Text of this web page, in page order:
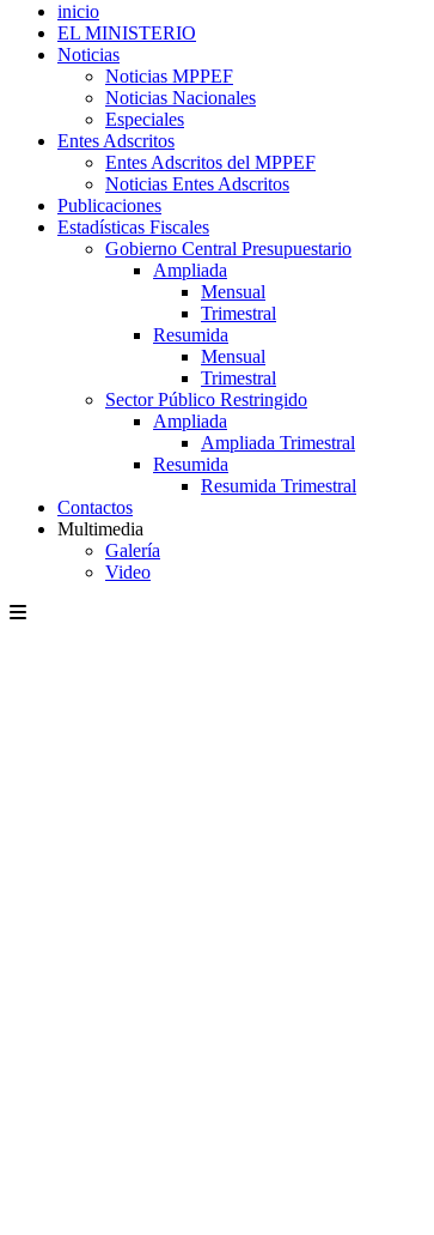
inicio
EL MINISTERIO
Noticias
Noticias MPPEF
Noticias Nacionales
Especiales
Entes Adscritos
Entes Adscritos del MPPEF
Noticias Entes Adscritos
Publicaciones
Estadísticas Fiscales
Gobierno Central Presupuestario
Ampliada
Mensual
Trimestral
Resumida
Mensual
Trimestral
Sector Público Restringido
Ampliada
Ampliada Trimestral
Resumida
Resumida Trimestral
Contactos
Multimedia
Galería
Video